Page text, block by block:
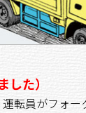
た）
転員がフォ